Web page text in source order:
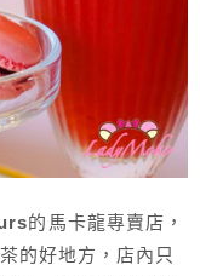
的馬卡龍專賣店，
的好地方，店內只